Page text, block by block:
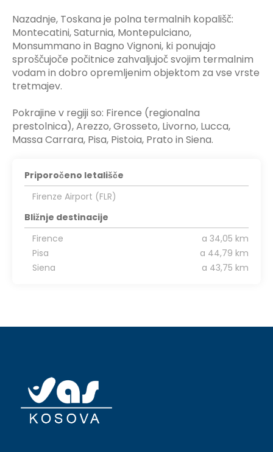
Nazadnje, Toskana je polna termalnih kopališč:
Montecatini, Saturnia, Montepulciano,
Monsummano in Bagno Vignoni, ki ponujajo
sproščujoče počitnice zahvaljujoč svojim termalnim
vodam in dobro opremljenim objektom za vse vrste
tretmajev.
Pokrajine v regiji so: Firence (regionalna
prestolnica), Arezzo, Grosseto, Livorno, Lucca,
Massa Carrara, Pisa, Pistoia, Prato in Siena.
Priporočeno letališče
Firenze Airport (FLR)
Bližnje destinacije
Firence
a 34,05 km
Pisa
a 44,79 km
Siena
a 43,75 km